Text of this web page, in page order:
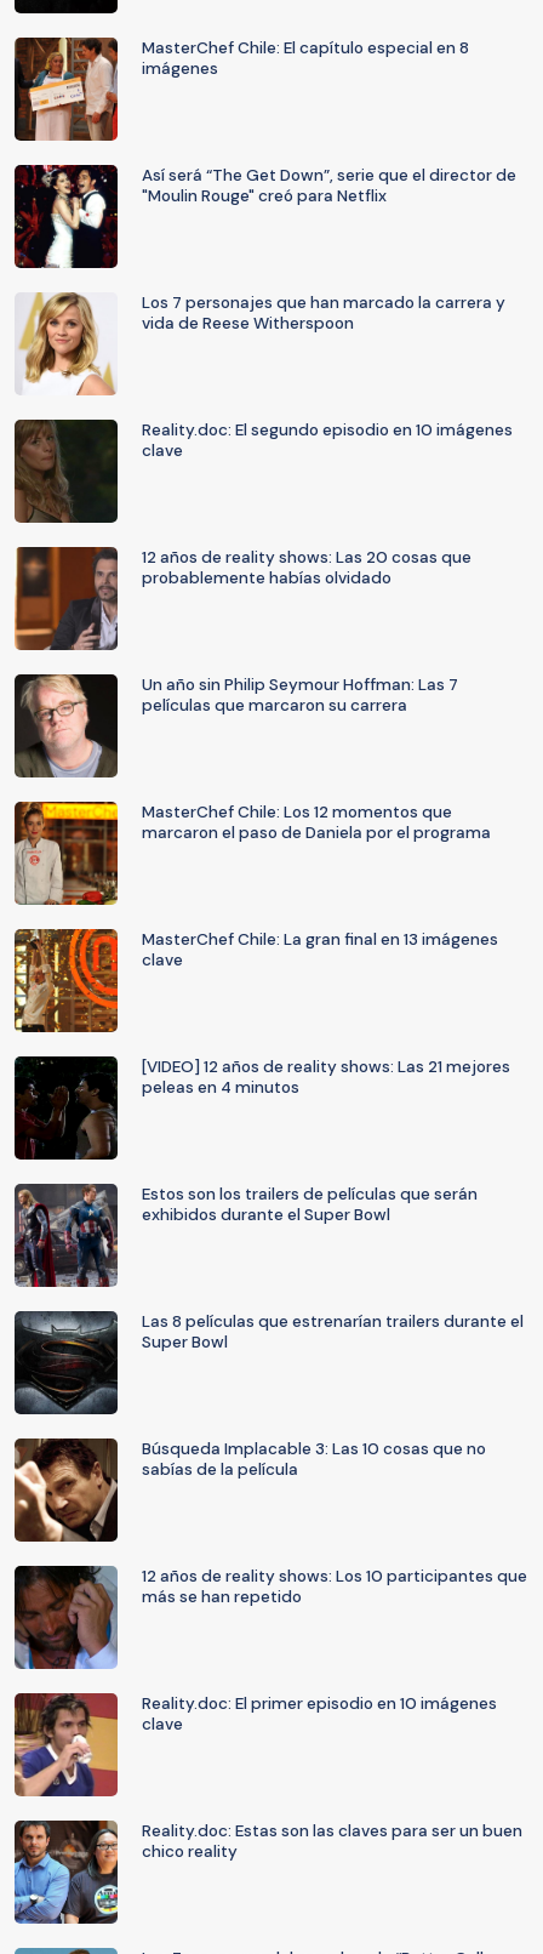
MasterChef Chile: El capítulo especial en 8
imágenes
Así será “The Get Down”, serie que el director de
"Moulin Rouge" creó para Netflix
Los 7 personajes que han marcado la carrera y
vida de Reese Witherspoon
Reality.doc: El segundo episodio en 10 imágenes
clave
12 años de reality shows: Las 20 cosas que
probablemente habías olvidado
Un año sin Philip Seymour Hoffman: Las 7
películas que marcaron su carrera
MasterChef Chile: Los 12 momentos que
marcaron el paso de Daniela por el programa
MasterChef Chile: La gran final en 13 imágenes
clave
[VIDEO] 12 años de reality shows: Las 21 mejores
peleas en 4 minutos
Estos son los trailers de películas que serán
exhibidos durante el Super Bowl
Las 8 películas que estrenarían trailers durante el
Super Bowl
Búsqueda Implacable 3: Las 10 cosas que no
sabías de la película
12 años de reality shows: Los 10 participantes que
más se han repetido
Reality.doc: El primer episodio en 10 imágenes
clave
Reality.doc: Estas son las claves para ser un buen
chico reality